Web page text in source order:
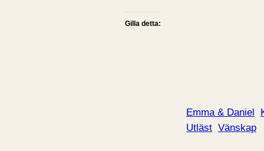
Gilla detta:
Emma & Daniel
Utläst Vänskap